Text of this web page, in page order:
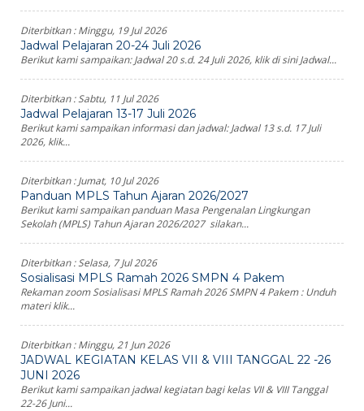
Diterbitkan :Minggu, 19 Jul 2026
Jadwal Pelajaran 20-24 Juli 2026
Berikut kami sampaikan: Jadwal 20 s.d. 24 Juli 2026, klik di sini Jadwal...
Diterbitkan :Sabtu, 11 Jul 2026
Jadwal Pelajaran 13-17 Juli 2026
Berikut kami sampaikan informasi dan jadwal: Jadwal 13 s.d. 17 Juli
2026, klik...
Diterbitkan :Jumat, 10 Jul 2026
Panduan MPLS Tahun Ajaran 2026/2027
Berikut kami sampaikan panduan Masa Pengenalan Lingkungan
Sekolah (MPLS) Tahun Ajaran 2026/2027 silakan...
Diterbitkan :Selasa, 7 Jul 2026
Sosialisasi MPLS Ramah 2026 SMPN 4 Pakem
Rekaman zoom Sosialisasi MPLS Ramah 2026 SMPN 4 Pakem : Unduh
materi klik...
Diterbitkan :Minggu, 21 Jun 2026
JADWAL KEGIATAN KELAS VII & VIII TANGGAL 22 -26
JUNI 2026
Berikut kami sampaikan jadwal kegiatan bagi kelas VII & VIII Tanggal
22-26 Juni...